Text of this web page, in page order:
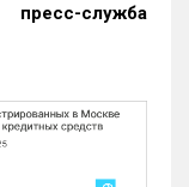
пресс-служба